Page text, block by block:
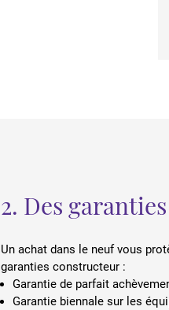
2. Des
Un achat dans le neuf vous
garanties constructeur :
Garantie de parfait
Garantie biennale sur les